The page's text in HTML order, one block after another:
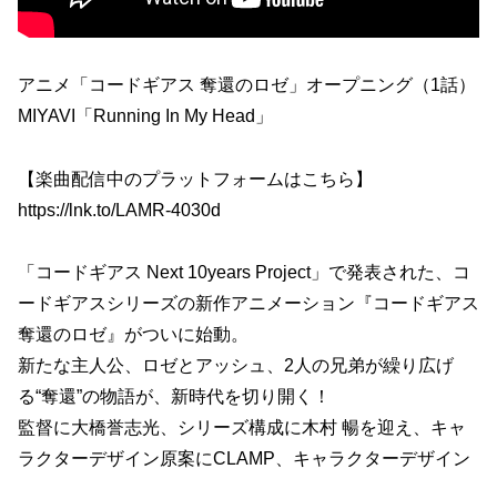
アニメ「コードギアス 奪還のロゼ」オープニング（1話）
MIYAVI「Running In My Head」
【楽曲配信中のプラットフォームはこちら】
https://lnk.to/LAMR-4030d
「コードギアス Next 10years Project」で発表された、コ
ードギアスシリーズの新作アニメーション『コードギアス
奪還のロゼ』がついに始動。
新たな主人公、ロゼとアッシュ、2人の兄弟が繰り広げ
る“奪還”の物語が、新時代を切り開く！
監督に大橋誉志光、シリーズ構成に木村 暢を迎え、キャ
ラクターデザイン原案にCLAMP、キャラクターデザイン